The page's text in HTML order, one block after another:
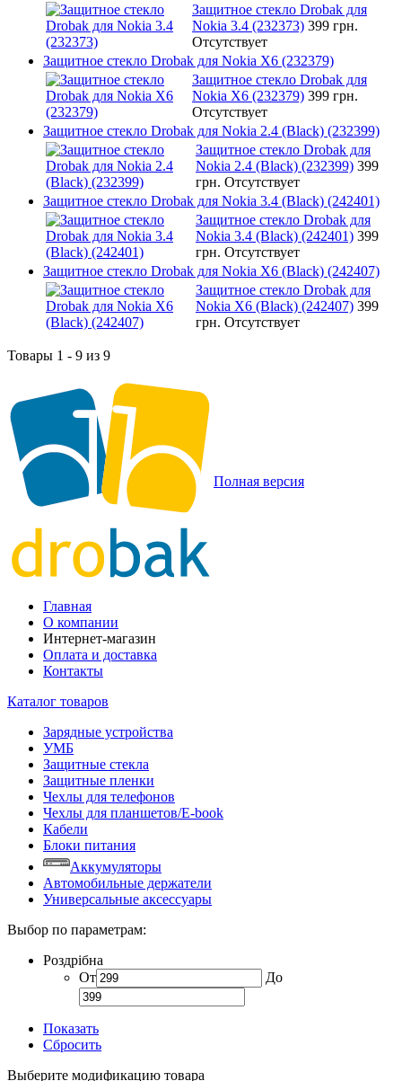
Защитное стекло Drobak для
Nokia 3.4 (232373) 399 грн.
Отсутствует
Защитное стекло Drobak для Nokia X6 (232379)
Защитное стекло Drobak для
Nokia X6 (232379) 399 грн.
Отсутствует
Защитное стекло Drobak для Nokia 2.4 (Black) (232399)
Защитное стекло Drobak для
Nokia 2.4 (Black) (232399) 399
грн. Отсутствует
Защитное стекло Drobak для Nokia 3.4 (Black) (242401)
Защитное стекло Drobak для
Nokia 3.4 (Black) (242401) 399
грн. Отсутствует
Защитное стекло Drobak для Nokia X6 (Black) (242407)
Защитное стекло Drobak для
Nokia X6 (Black) (242407) 399
грн. Отсутствует
Товары 1 - 9 из 9
Полная версия
Главная
О компании
Интернет-магазин
Оплата и доставка
Контакты
Каталог товаров
Зарядные устройства
УМБ
Защитные стекла
Защитные пленки
Чехлы для телефонов
Чехлы для планшетов/E-book
Кабели
Блоки питания
Аккумуляторы
Автомобильные держатели
Универсальные аксессуары
Выбор по параметрам:
Роздрібна
От
До
Показать
Сбросить
Выберите модификацию товара